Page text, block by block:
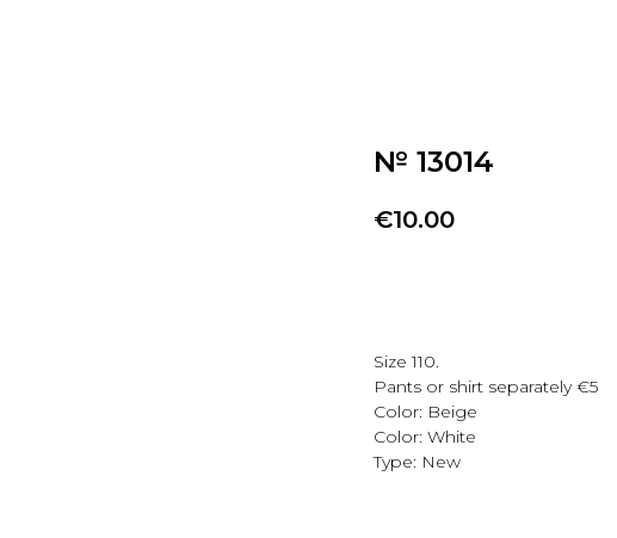
№ 13014
€10.00
Size 110.
Pants or shirt separately €5
Color: Beige
Color: White
Type: New